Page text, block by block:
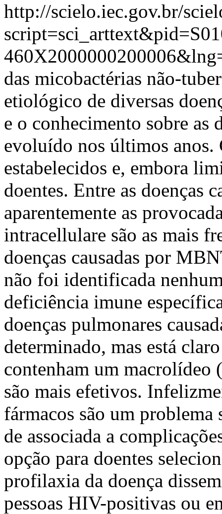
http://scielo.iec.gov.br/
das micobactérias não-
etiológico de diversas
e o conhecimento sobre as
evoluído nos últimos
estabelecidos e, embora
doentes. Entre as doenças
aparentemente as
intracellulare são as mais
doenças causadas por
não foi identificada
deficiência imune
doenças pulmonares
determinado, mas está
contenham um
são mais efetivos.
fármacos são um
de associada a
opção para doentes
profilaxia da doença
pessoas HIV-positivas ou